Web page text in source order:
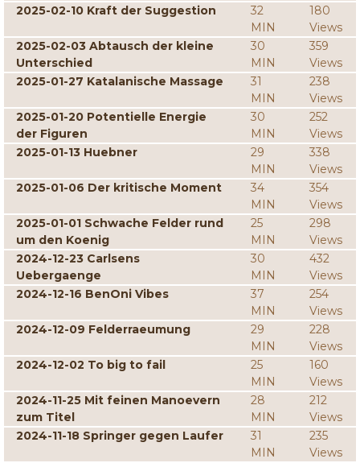
2025-02-10 Kraft der Suggestion
32
MIN
180
Views
2025-02-03 Abtausch der kleine
Unterschied
30
MIN
359
Views
2025-01-27 Katalanische Massage
31
MIN
238
Views
2025-01-20 Potentielle Energie
der Figuren
30
MIN
252
Views
2025-01-13 Huebner
29
MIN
338
Views
2025-01-06 Der kritische Moment
34
MIN
354
Views
2025-01-01 Schwache Felder rund
um den Koenig
25
MIN
298
Views
2024-12-23 Carlsens
Uebergaenge
30
MIN
432
Views
2024-12-16 BenOni Vibes
37
MIN
254
Views
2024-12-09 Felderraeumung
29
MIN
228
Views
2024-12-02 To big to fail
25
MIN
160
Views
2024-11-25 Mit feinen Manoevern
zum Titel
28
MIN
212
Views
2024-11-18 Springer gegen Laufer
31
MIN
235
Views